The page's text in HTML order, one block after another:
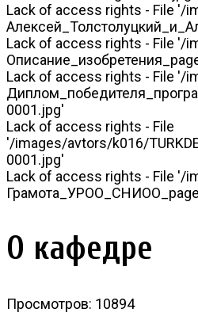
Lack of access rights - File '/
Lack of access rights - File '/
Lack of access rights - File '/
0001.jpg'
Lack of access rights - File
'/images/avtors/k016/
0001.jpg'
Lack of access rights - File '/
О кафедре
Просмотров: 10894